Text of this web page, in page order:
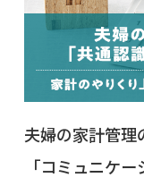
夫婦の家計管理
「コミュニケ